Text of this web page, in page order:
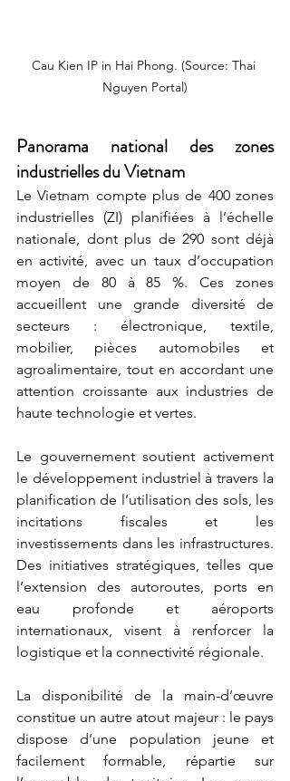
Cau Kien IP in Hai Phong. (Source: Thai
Nguyen Portal)
Panorama national des zones
industrielles du Vietnam
Le Vietnam compte plus de 400 zones
industrielles (ZI) planifiées à l’échelle
nationale, dont plus de 290 sont déjà
en activité, avec un taux d’occupation
moyen de 80 à 85 %. Ces zones
accueillent une grande diversité de
secteurs : électronique, textile,
mobilier, pièces automobiles et
agroalimentaire, tout en accordant une
attention croissante aux industries de
haute technologie et vertes.
Le gouvernement soutient activement
le développement industriel à travers la
planification de l’utilisation des sols, les
incitations fiscales et les
investissements dans les infrastructures.
Des initiatives stratégiques, telles que
l’extension des autoroutes, ports en
eau profonde et aéroports
internationaux, visent à renforcer la
logistique et la connectivité régionale.
La disponibilité de la main-d’œuvre
constitue un autre atout majeur : le pays
dispose d’une population jeune et
facilement formable, répartie sur